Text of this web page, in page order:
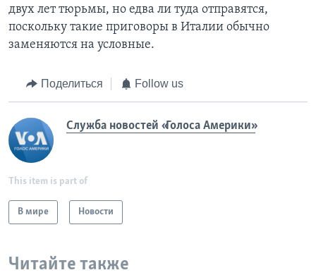
двух лет тюрьмы, но едва ли туда отправятся,
поскольку такие приговоры в Италии обычно
заменяются на условные.
Поделиться Follow us
Служба новостей «Голоса Америки»
This item is part of
В мире Новости
Читайте также